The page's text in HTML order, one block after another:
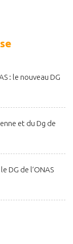
: le nouveau DG
et du Dg de
DG de l’ONAS